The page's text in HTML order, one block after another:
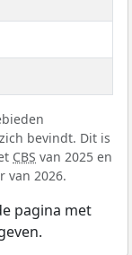
bevindt. Dit is
CBS van 2025 en
van 2026.
pagina met